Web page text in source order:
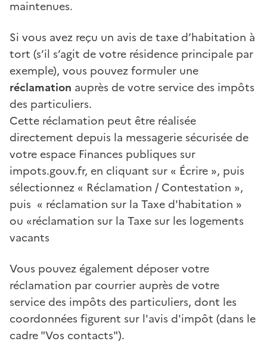
maintenues.
Si vous avez reçu un avis de taxe d’habitation à
tort (s’il s’agit de votre résidence principale par
exemple), vous pouvez formuler une
réclamation auprès de votre service des impôts
des particuliers.
Cette réclamation peut être réalisée
directement depuis la messagerie sécurisée de
votre espace Finances publiques sur
impots.gouv.fr, en cliquant sur « Écrire », puis
sélectionnez « Réclamation / Contestation »,
puis « réclamation sur la Taxe d'habitation »
ou «réclamation sur la Taxe sur les logements
vacants
Vous pouvez également déposer votre
réclamation par courrier auprès de votre
service des impôts des particuliers, dont les
coordonnées figurent sur l'avis d'impôt (dans le
cadre "Vos contacts").